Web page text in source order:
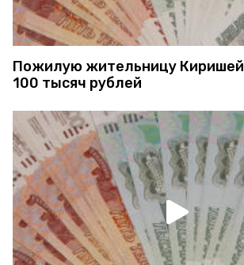
Пожилую жительницу Киришей
100 тысяч рублей